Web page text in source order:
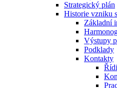
Strategický plán
Historie vzniku
Základní
Výstupy
Podklady
Kontakty